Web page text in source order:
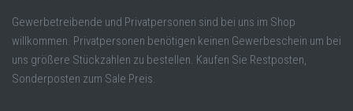
Gewerbetreibende und Privatpersonen sind bei uns im Shop
willkommen. Privatpersonen benötigen keinen Gewerbeschein um bei
uns größere Stückzahlen zu bestellen. Kaufen Sie Restposten,
Sonderposten zum Sale Preis.